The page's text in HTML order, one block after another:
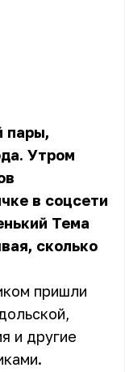
пары,
Утром
в соцсети
Тема
сколько
пришли
и другие